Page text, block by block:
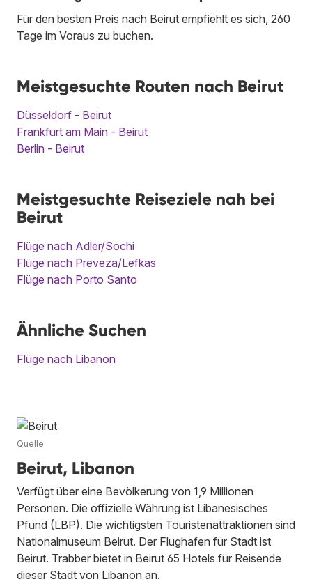
Für den besten Preis nach Beirut empfiehlt es sich, 260
Tage im Voraus zu buchen.
Meistgesuchte Routen nach Beirut
Düsseldorf - Beirut
Frankfurt am Main - Beirut
Berlin - Beirut
Meistgesuchte Reiseziele nah bei
Beirut
Flüge nach Adler/Sochi
Flüge nach Preveza/Lefkas
Flüge nach Porto Santo
Ähnliche Suchen
Flüge nach Libanon
Quelle
Beirut, Libanon
Verfügt über eine Bevölkerung von 1,9 Millionen
Personen. Die offizielle Währung ist Libanesisches
Pfund (LBP). Die wichtigsten Touristenattraktionen sind
Nationalmuseum Beirut. Der Flughafen für Stadt ist
Beirut. Trabber bietet in Beirut 65 Hotels für Reisende
dieser Stadt von Libanon an.